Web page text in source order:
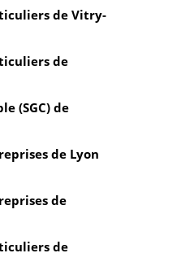
de Vitry-
de
(SGC) de
de Lyon
de
de